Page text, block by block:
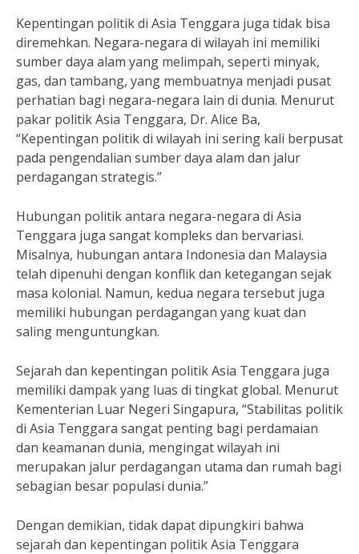
Kepentingan politik di Asia Tenggara juga tidak bisa
diremehkan. Negara-negara di wilayah ini memiliki
sumber daya alam yang melimpah, seperti minyak,
gas, dan tambang, yang membuatnya menjadi pusat
perhatian bagi negara-negara lain di dunia. Menurut
pakar politik Asia Tenggara, Dr. Alice Ba,
“Kepentingan politik di wilayah ini sering kali berpusat
pada pengendalian sumber daya alam dan jalur
perdagangan strategis.”
Hubungan politik antara negara-negara di Asia
Tenggara juga sangat kompleks dan bervariasi.
Misalnya, hubungan antara Indonesia dan Malaysia
telah dipenuhi dengan konflik dan ketegangan sejak
masa kolonial. Namun, kedua negara tersebut juga
memiliki hubungan perdagangan yang kuat dan
saling menguntungkan.
Sejarah dan kepentingan politik Asia Tenggara juga
memiliki dampak yang luas di tingkat global. Menurut
Kementerian Luar Negeri Singapura, “Stabilitas politik
di Asia Tenggara sangat penting bagi perdamaian
dan keamanan dunia, mengingat wilayah ini
merupakan jalur perdagangan utama dan rumah bagi
sebagian besar populasi dunia.”
Dengan demikian, tidak dapat dipungkiri bahwa
sejarah dan kepentingan politik Asia Tenggara